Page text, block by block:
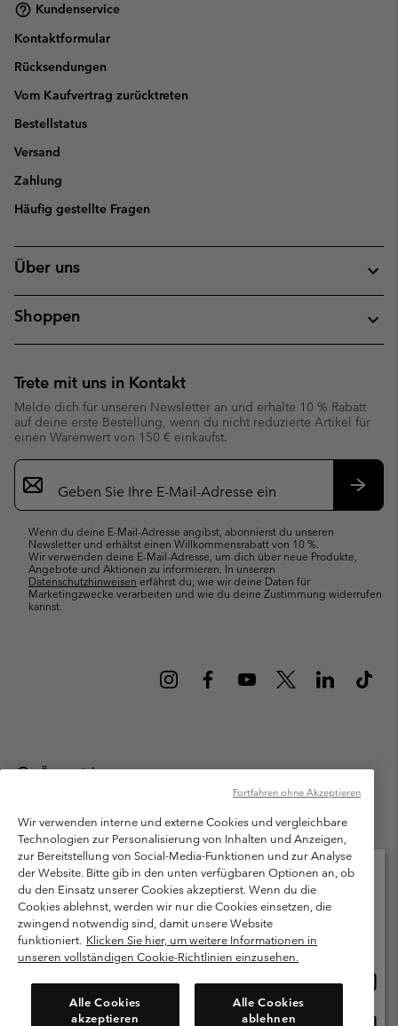
Kundenservice
Kontaktformular
Rücksendungen
Vom Kaufvertrag zurücktreten
Bestellstatus
Versand
Zahlung
Häufig gestellte Fragen
Über uns
Shoppen
Trete mit uns in Kontakt
Melde dich für unseren Newsletter an und erhalte 10 % Rabatt
auf deine erste Bestellung, wenn du nicht reduzierte Artikel für
einen Warenwert von 150 € einkaufst.
Newsletter-
Anmeldung
Wenn du deine E-Mail-Adresse angibst, abonnierst du unseren
Newsletter und erhältst einen Willkommensrabatt von 10 %.
Wir verwenden deine E-Mail-Adresse, um dich über neue Produkte,
Angebote und Aktionen zu informieren. In unseren
Datenschutzhinweisen erfährst du, wie wir deine Daten für
Marketingzwecke verarbeiten und wie du deine Zustimmung widerrufen
kannst.
Österreich
Columbia Sportswear Austria GmbH. Moosfeldstraße 1, 5101
Bergheim, Salzburg Österreich. Alle Rechte vorbehalten.
Nutzungsbedingungen
Allgemeine Verkaufsbedingungen
Garantie
Datenschutzerklärung
Bestimmungen und Bedingungen des Mitglieder Programms
Nutzungsbedingungen Für Nutzergenerierte Inhalte
Cookies
Kundenservice: Mo- Fr. 9:00 - 13:00 & 14:00- 18:00 Uhr
(+)43720880525
Wir verwenden interne und externe Cookies und vergleichbare
Technologien zur Personalisierung von Inhalten und Anzeigen,
zur Bereitstellung von Social-Media-Funktionen und zur Analyse
der Website. Bitte gib in den unten verfügbaren Optionen an, ob
du den Einsatz unserer Cookies akzeptierst. Wenn du die
Cookies ablehnst, werden wir nur die Cookies einsetzen, die
zwingend notwendig sind, damit unsere Website
funktioniert. Klicken Sie hier, um weitere Informationen in
unseren vollständigen Cookie-Richtlinien einzusehen.
Alle Cookies
akzeptieren
Alle Cookies
ablehnen
Fortfahren ohne Akzeptieren
Bitte wählen Sie Ihr Lieferland und Ihre Sprache
Online-Einkauf verfügbar
Österreich